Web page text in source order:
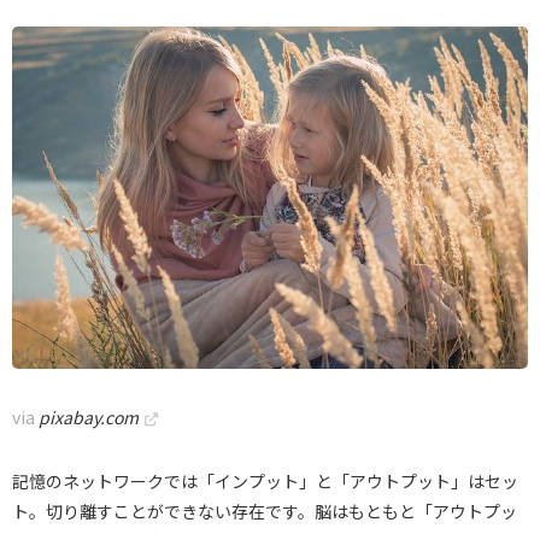
via pixabay.com
記憶のネットワークでは「インプット」と「アウトプット」はセッ
ト。切り離すことができない存在です。脳はもともと「アウトプッ